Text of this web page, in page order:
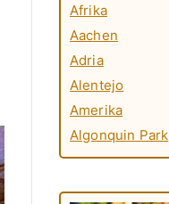
Afrika
Aachen
Adria
Alentejo
Amerika
Algonquin Park